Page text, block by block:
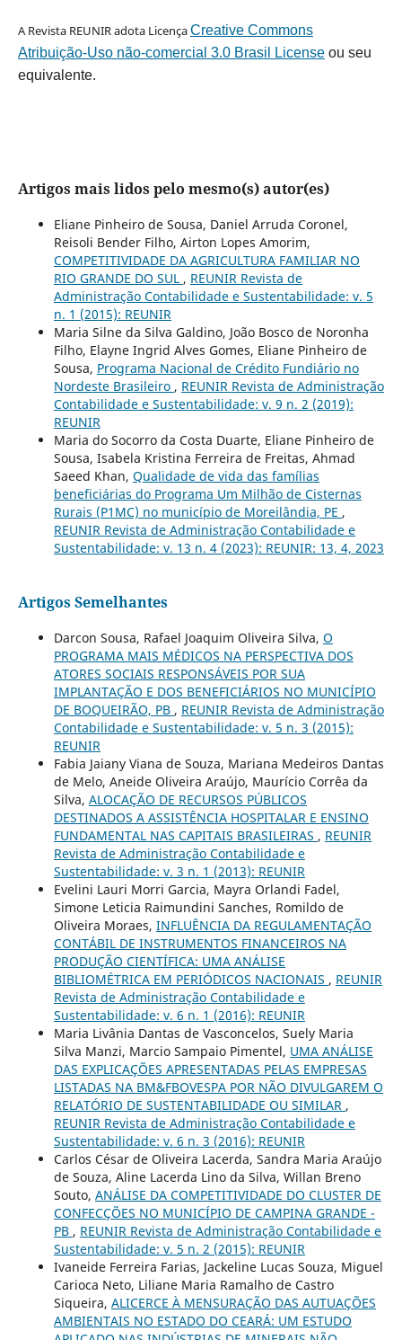
A Revista REUNIR adota LicençaCreative Commons
Atribuição-Uso não-comercial 3.0 Brasil Licenseou seu
equivalente.
Artigos mais lidos pelo mesmo(s) autor(es)
Eliane Pinheiro de Sousa, Daniel Arruda Coronel,
Reisoli Bender Filho, Airton Lopes Amorim,
COMPETITIVIDADE DA AGRICULTURA FAMILIAR NO
RIO GRANDE DO SUL , REUNIR Revista de
Administração Contabilidade e Sustentabilidade: v. 5
n. 1 (2015): REUNIR
Maria Silne da Silva Galdino, João Bosco de Noronha
Filho, Elayne Ingrid Alves Gomes, Eliane Pinheiro de
Sousa, Programa Nacional de Crédito Fundiário no
Nordeste Brasileiro , REUNIR Revista de Administração
Contabilidade e Sustentabilidade: v. 9 n. 2 (2019):
REUNIR
Maria do Socorro da Costa Duarte, Eliane Pinheiro de
Sousa, Isabela Kristina Ferreira de Freitas, Ahmad
Saeed Khan, Qualidade de vida das famílias
beneficiárias do Programa Um Milhão de Cisternas
Rurais (P1MC) no município de Moreilândia, PE ,
REUNIR Revista de Administração Contabilidade e
Sustentabilidade: v. 13 n. 4 (2023): REUNIR: 13, 4, 2023
Artigos Semelhantes
Darcon Sousa, Rafael Joaquim Oliveira Silva, O
PROGRAMA MAIS MÉDICOS NA PERSPECTIVA DOS
ATORES SOCIAIS RESPONSÁVEIS POR SUA
IMPLANTAÇÃO E DOS BENEFICIÁRIOS NO MUNICÍPIO
DE BOQUEIRÃO, PB , REUNIR Revista de Administração
Contabilidade e Sustentabilidade: v. 5 n. 3 (2015):
REUNIR
Fabia Jaiany Viana de Souza, Mariana Medeiros Dantas
de Melo, Aneide Oliveira Araújo, Maurício Corrêa da
Silva, ALOCAÇÃO DE RECURSOS PÚBLICOS
DESTINADOS A ASSISTÊNCIA HOSPITALAR E ENSINO
FUNDAMENTAL NAS CAPITAIS BRASILEIRAS , REUNIR
Revista de Administração Contabilidade e
Sustentabilidade: v. 3 n. 1 (2013): REUNIR
Evelini Lauri Morri Garcia, Mayra Orlandi Fadel,
Simone Leticia Raimundini Sanches, Romildo de
Oliveira Moraes, INFLUÊNCIA DA REGULAMENTAÇÃO
CONTÁBIL DE INSTRUMENTOS FINANCEIROS NA
PRODUÇÃO CIENTÍFICA: UMA ANÁLISE
BIBLIOMÉTRICA EM PERIÓDICOS NACIONAIS , REUNIR
Revista de Administração Contabilidade e
Sustentabilidade: v. 6 n. 1 (2016): REUNIR
Maria Livânia Dantas de Vasconcelos, Suely Maria
Silva Manzi, Marcio Sampaio Pimentel, UMA ANÁLISE
DAS EXPLICAÇÕES APRESENTADAS PELAS EMPRESAS
LISTADAS NA BM&FBOVESPA POR NÃO DIVULGAREM O
RELATÓRIO DE SUSTENTABILIDADE OU SIMILAR ,
REUNIR Revista de Administração Contabilidade e
Sustentabilidade: v. 6 n. 3 (2016): REUNIR
Carlos César de Oliveira Lacerda, Sandra Maria Araújo
de Souza, Aline Lacerda Lino da Silva, Willan Breno
Souto, ANÁLISE DA COMPETITIVIDADE DO CLUSTER DE
CONFECÇÕES NO MUNICÍPIO DE CAMPINA GRANDE -
PB , REUNIR Revista de Administração Contabilidade e
Sustentabilidade: v. 5 n. 2 (2015): REUNIR
Ivaneide Ferreira Farias, Jackeline Lucas Souza, Miguel
Carioca Neto, Liliane Maria Ramalho de Castro
Siqueira, ALICERCE À MENSURAÇÃO DAS AUTUAÇÕES
AMBIENTAIS NO ESTADO DO CEARÁ: UM ESTUDO